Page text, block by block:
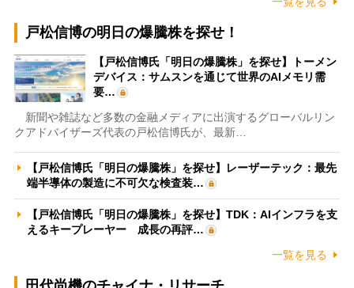
戸松信博の明日の爆騰株を探せ！
【戸松信博氏「明日の爆騰株」を探せ】トーメン
デバイス：サムスンを通じて世界のAIメモリ需
要…
新聞や雑誌など多数の金融メディアに出演するグローバルリン
クアドバイザーズ代表の戸松信博氏が、最新…
【戸松信博氏「明日の爆騰株」を探せ】レーザーテック：最先
端半導体の製造に不可欠な検査装…
【戸松信博氏「明日の爆騰株」を探せ】TDK：AIインフラを支
えるキープレーヤー 成長の再評…
一覧を見る